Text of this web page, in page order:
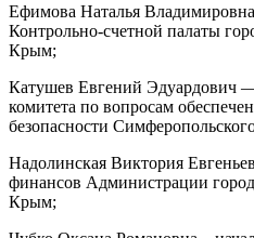
Ефимова Наталья Владимировна
Контрольно-счетной палаты
Крым;
Катушев Евгений Эдуардович —
комитета по вопросам
безопасности
Надолинская Виктория
финансов Администрации
Крым;